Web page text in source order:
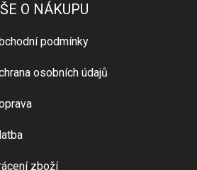
O NÁKUPU
podmínky
osobních údajů
zboží